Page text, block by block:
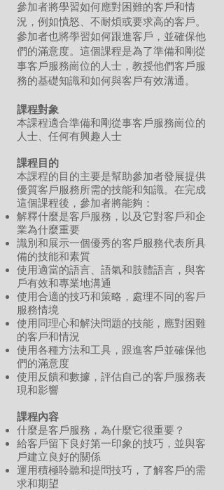
參加者將學習如何應對困難的客戶和情
況，例如憤怒、不耐煩或要求高的客戶。
參加者也將學習如何跟進客戶，並確保他
們的滿意度。這個課程是為了準備和剛從
事客戶服務崗位的人士，教授他們客戶服
務的基礎知識和如何與客戶有效溝通。
課程對象
本課程適合準備和剛從事客戶服務崗位的
人士、任何有興趣人士
課程目的
本課程的目的主要是幫助參加者發展提供
優質客戶服務所需的技能和知識。在完成
這個課程後，參加者將能夠：
解釋什麼是客戶服務，以及它對客戶和企
業為什麼重要
識別和展示一個優秀的客戶服務代表所具
備的技能和素質
使用適當的語言、語氣和肢體語言，與客
戶有效和專業地溝通
使用合適的技巧和策略，處理不同的客戶
服務情境
使用同理心和解決問題的技能，應對困難
的客戶和情況
使用各種方法和工具，跟進客戶並確保他
們的滿意度
使用反饋和數據，評估自己的客戶服務表
現和影響
課程內容
什麼是客戶服務，為什麼它很重要？
給客戶留下良好第一印象的技巧，並與客
戶建立良好的關係
運用積極聆聽和提問技巧，了解客戶的需
求和期望